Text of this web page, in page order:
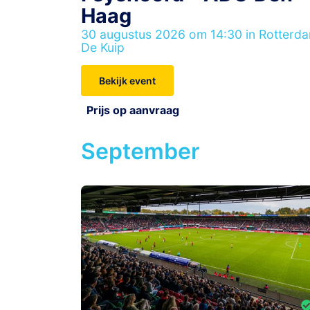
Haag
30 augustus 2026 om 14:30 in
De Kuip
Bekijk event
Prijs op aanvraag
September